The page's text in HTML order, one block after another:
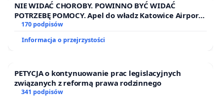
NIE WIDAĆ CHOROBY. POWINNO BYĆ WIDAĆ
POTRZEBĘ POMOCY. Apel do władz Katowice Airport
o przystąpienie do programu HIDDEN DISABILITIES
SUNFLOWER – SŁONECZNIK – UKRYTE
NIEPEŁNOSPRAWNOŚCI
170 podpisów
Informacja o przejrzystości
PETYCJA o kontynuowanie prac legislacyjnych
związanych z reformą prawa rodzinnego
341 podpisów